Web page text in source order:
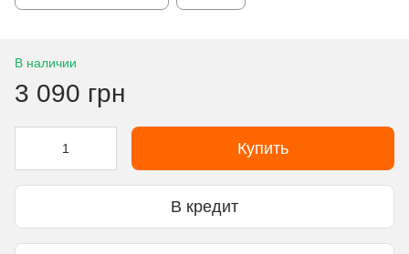
В наличии
3 090 грн
Купить
В кредит